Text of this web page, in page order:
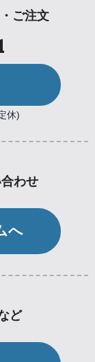
ご注文
休)
わせ
へ
ど